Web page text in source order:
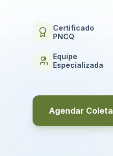
Certificado
PNCQ
Equipe
Especializada
Agendar Coleta